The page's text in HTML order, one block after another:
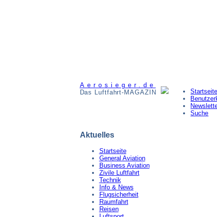
Aerosieger.de
Das Luftfahrt-MAGAZIN
Startseite
Suche
Aktuelles
Startseite
General Aviation
Business Aviation
Zivile Luftfahrt
Technik
Info & News
Flugsicherheit
Raumfahrt
Reisen